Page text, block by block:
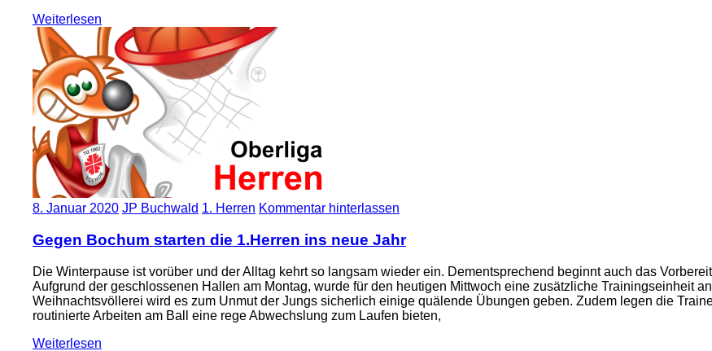
Weiterlesen
8. Januar 2020 JP Buchwald 1. Herren Kommentar hinterlassen
Gegen Bochum starten die 1.Herren ins neue Jahr
Die Winterpause ist vorüber und der Alltag kehrt so langsam wieder ein. Dementsprechend beginnt auch das
Aufgrund der geschlossenen Hallen am Montag, wurde für den heutigen Mittwoch eine zusätzliche Trainingseinheit
Weihnachtsvöllerei wird es zum Unmut der Jungs sicherlich einige quälende Übungen geben. Zudem legen die
routinierte Arbeiten am Ball eine rege Abwechslung zum Laufen bieten,
Weiterlesen